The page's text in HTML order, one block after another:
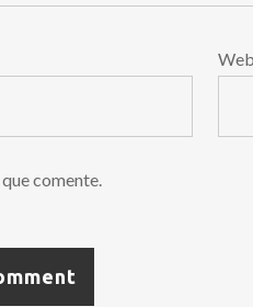
comente.